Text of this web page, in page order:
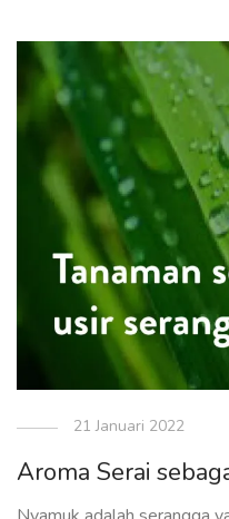
21 Januari 2022
Aroma Serai